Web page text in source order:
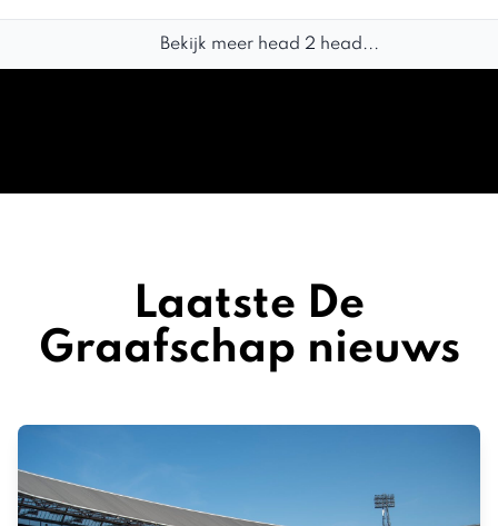
Bekijk meer head 2 head...
Laatste De
Graafschap nieuws